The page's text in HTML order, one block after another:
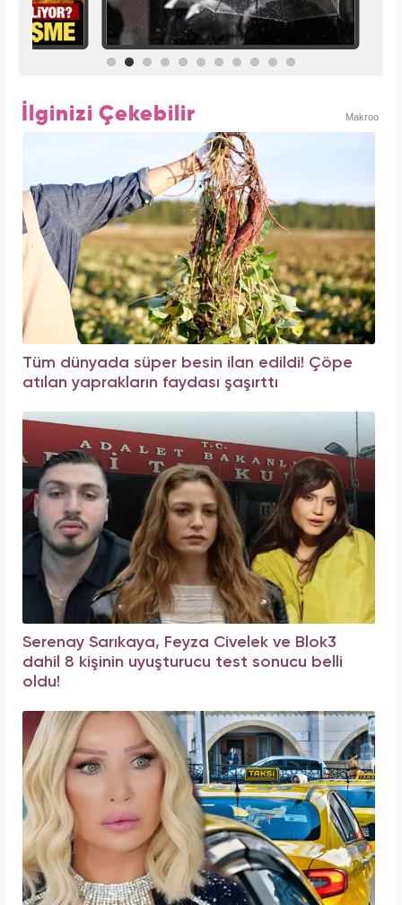
İlginizi Çekebilir Makroo
Tüm dünyada süper besin ilan edildi! Çöpe
atılan yaprakların faydası şaşırttı
Serenay Sarıkaya, Feyza Civelek ve Blok3
dahil 8 kişinin uyuşturucu test sonucu belli
oldu!